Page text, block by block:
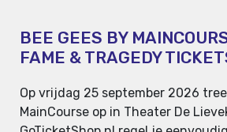
BEE GEES BY
FAME & TRAGEDY
Op vrijdag 25 september 2026
MainCourse op in Theater De